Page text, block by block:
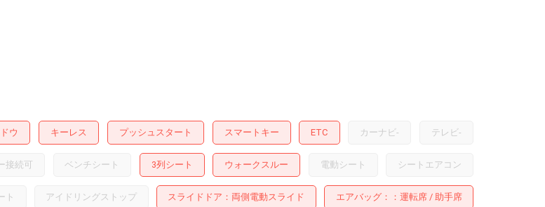
ウ キーレス プッシュスタート スマートキー ETC カーナビ- テレビ-
接続可 ベンチシート 3列シート ウォークスルー 電動シート シートエアコン
ト アイドリングストップ スライドドア 両側電動スライド エアバッグ： 運転席 助手席